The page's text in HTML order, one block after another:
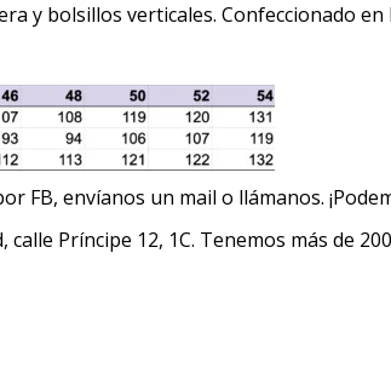
y bolsillos verticales. Confeccionado en
FB, envíanos un mail o llámanos.
Príncipe 12, 1C. Tenemos más de